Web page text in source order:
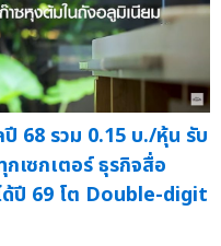
68 รวม 0.15 บ./หุ้น รับ
เซกเตอร์ ธุรกิจสื่อ
ด้ปี 69 โต Double-digit